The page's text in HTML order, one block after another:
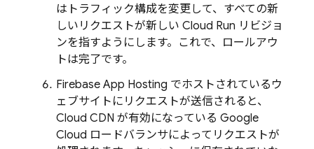
はトラフィック構成を変更して、すべての新
しいリクエストが新しい Cloud Run リビジョ
ンを指すようにします。これで、ロールアウ
トは完了です。
Firebase App Hosting でホストされているウ
ェブサイトにリクエストが送信されると、
Cloud CDN が有効になっている Google
Cloud ロードバランサによってリクエストが